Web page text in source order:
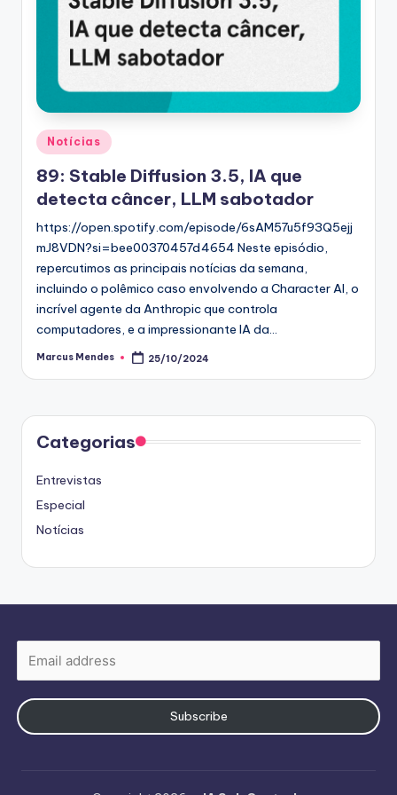
Posted
in
Notícias
89: Stable Diffusion 3.5, IA que
detecta câncer, LLM sabotador
https://open.spotify.com/episode/6sAM57u5f93Q5ejj
mJ8VDN?si=bee00370457d4654 Neste episódio,
repercutimos as principais notícias da semana,
incluindo o polêmico caso envolvendo a Character AI, o
incrível agente da Anthropic que controla
computadores, e a impressionante IA da…
Posted
Marcus Mendes 25/10/2024
Categorias
Entrevistas
Especial
Notícias
Subscribe